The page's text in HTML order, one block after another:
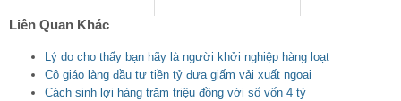
Liên Quan Khác
Lý do cho thấy bạn hãy là người khởi nghiệp hàng loạt
Cô giáo làng đầu tư tiền tỷ đưa giấm vải xuất ngoại
Cách sinh lợi hàng trăm triệu đồng với số vốn 4 tỷ